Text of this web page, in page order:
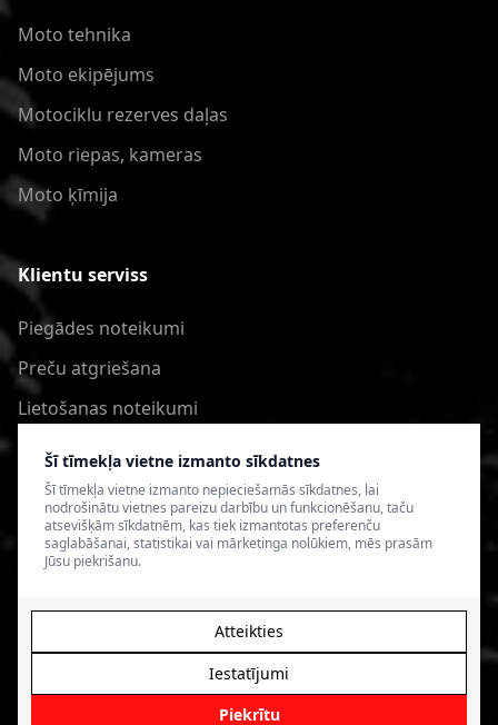
Šī tīmekļa vietne izmanto sīkdatnes
Šī tīmekļa vietne izmanto nepieciešamās sīkdatnes, lai
nodrošinātu vietnes pareizu darbību un funkcionēšanu, taču
atsevišķām sīkdatnēm, kas tiek izmantotas preferenču
saglabāšanai, statistikai vai mārketinga nolūkiem, mēs prasām
Jūsu piekrišanu.
Piekrītu
Iestatījumi
Atteikties
Moto tehnika
Moto ekipējums
Motociklu rezerves daļas
Moto riepas, kameras
Moto ķīmija
Klientu serviss
Piegādes noteikumi
Preču atgriešana
Lietošanas noteikumi
Privātuma politika
© 2026 4SPEED.LV. Visas tiesības aizsargātas.
veikala izveide - Magecode.